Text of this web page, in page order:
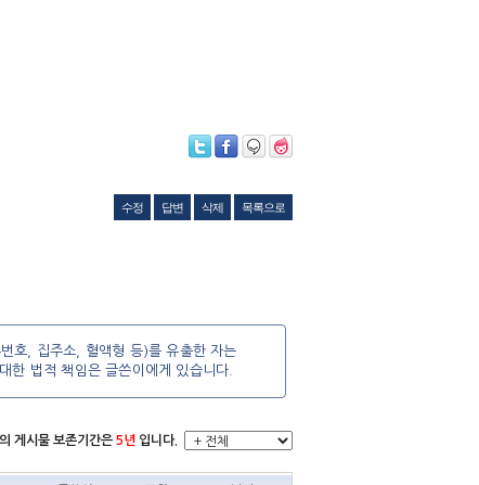
수정 답변 삭제
목록으로
호, 집주소, 혈액형 등)를 유출한 자는
한 법적 책임은 글쓴이에게 있습니다.
게시물 보존기간은 5년 입니다.